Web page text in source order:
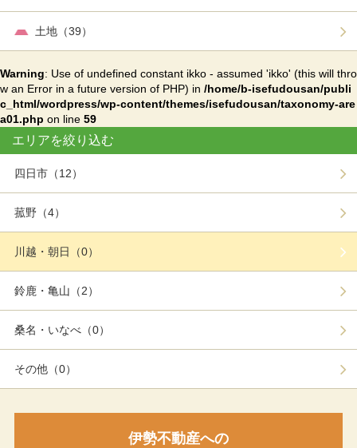
土地（39）
Warning: Use of undefined constant ikko - assumed 'ikko' (this will thro
w an Error in a future version of PHP) in /home/b-isefudousan/publi
c_html/wordpress/wp-content/themes/isefudousan/taxonomy-are
a01.php on line 59
エリアを絞り込む
四日市（12）
菰野（4）
川越・朝日（0）
鈴鹿・亀山（2）
桑名・いなべ（0）
その他（0）
伊勢不動産への